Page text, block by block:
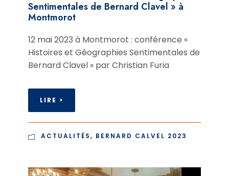
Sentimentales de Bernard Clavel » à
Montmorot
12 mai 2023 à Montmorot : conférence «
Histoires et Géographies Sentimentales de
Bernard Clavel » par Christian Furia
LIRE >
ACTUALITÉS, BERNARD CALVEL 2023